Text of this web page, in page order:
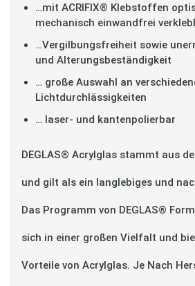
…mit ACRIFIX® Klebstoffen
mechanisch einwandfrei
…Vergilbungsfreiheit sowie
und Alterungsbeständigkeit
… große Auswahl an
Lichtdurchlässigkeiten
… laser- und kantenpolierbar
DEGLAS® Acrylglas stammt aus
und gilt als ein langlebiges und
Das Programm von DEGLAS®
sich in einer großen Vielfalt und
Vorteile von Acrylglas. Je Nach